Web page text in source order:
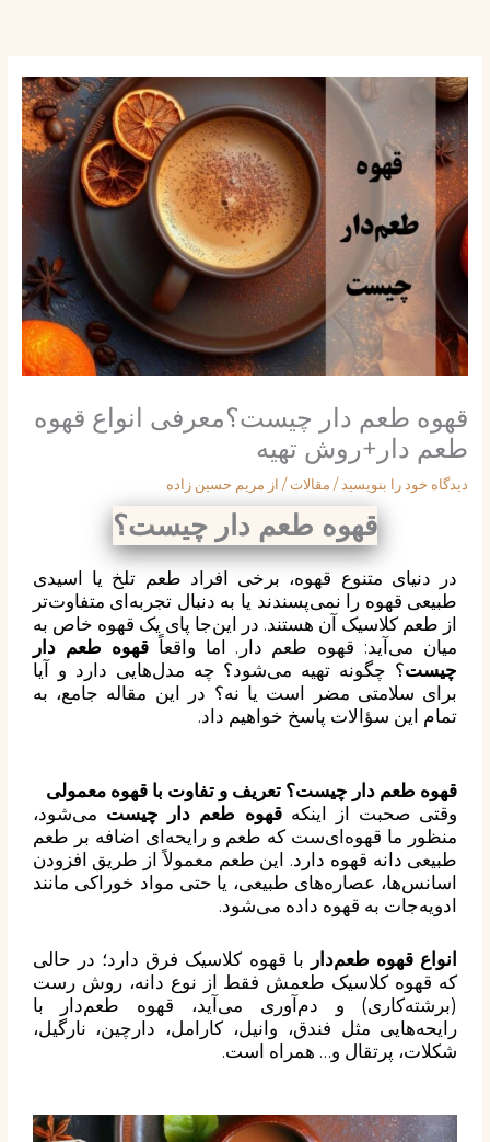
قهوه طعم دار چیست؟معرفی انواع قهوه
طعم دار+روش تهیه
دیدگاه‌ خود را بنویسید /مقالات/ از مریم حسین زاده
قهوه طعم دار چیست؟
در دنیای متنوع قهوه، برخی افراد طعم تلخ یا اسیدی
طبیعی قهوه را نمی‌پسندند یا به دنبال تجربه‌ای متفاوت‌تر
از طعم کلاسیک آن هستند. در این‌جا پای یک قهوه خاص به
میان می‌آید:قهوه طعم دار . اما واقعاً قهوه طعم دار
چیست؟ چگونه تهیه می‌شود؟ چه مدل‌هایی دارد و آیا
برای سلامتی مضر است یا نه؟ در این مقاله جامع، به
تمام این سؤالات پاسخ خواهیم داد.
قهوه طعم دار چیست؟ تعریف و تفاوت با قهوه معمولی
وقتی صحبت از اینکهقهوه طعم دار چیستمی‌شود،
منظور ما قهوه‌ای‌ست که طعم و رایحه‌ای اضافه بر طعم
طبیعی دانه قهوه دارد. این طعم معمولاً از طریق افزودن
اسانس‌ها، عصاره‌های طبیعی، یا حتی مواد خوراکی مانند
ادویه‌جات به قهوه داده می‌شود.
انواع قهوه طعم‌دار با قهوه کلاسیک فرق دارد؛ در حالی
که قهوه کلاسیک طعمش فقط از نوع دانه، روش رست
(برشته‌کاری) و دم‌آوری می‌آید، قهوه طعم‌دار با
رایحه‌هایی مثل فندق، وانیل، کارامل، دارچین، نارگیل،
شکلات، پرتقال و… همراه است.